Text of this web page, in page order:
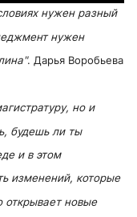
нужен разный
нужен
а". Дарья Воробьева
но и
будешь ли ты
и в этом
изменений, которые
открывает новые